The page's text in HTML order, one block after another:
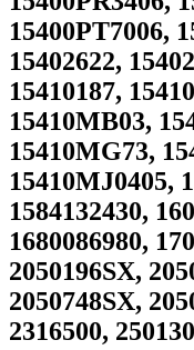
15400PT7006,
15402622,
15410187,
15410MB03,
15410MG73,
15410MJ0405,
1584132430,
1680086980,
2050196SX,
2050748SX,
2316500,